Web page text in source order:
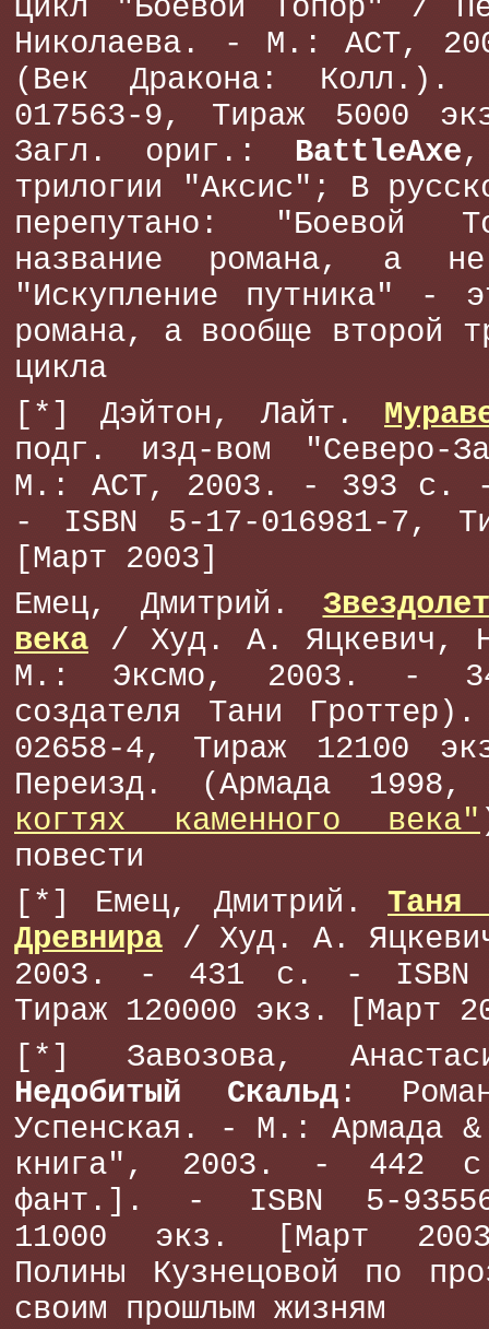
Цикл "Боевой Топор" /
Николаева. - М.: АСТ,
(Век Дракона:
017563-9, Тираж 5000
Загл. ориг.: BattleAxe,
трилогии "Аксис"; В
перепутано:
название романа, а
"Искупление путника" -
романа, а вообще второй
цикла
[*] Дэйтон, Лайт.
подг. изд-вом "Северо-
М.: АСТ, 2003. - 393 с. -
- ISBN 5-17-016981-7,
[Март 2003]
Емец, Дмитрий.
века / Худ. А. Яцкевич,
М.: Эксмо, 2003. -
создателя Тани
02658-4, Тираж 12100
Переизд. (Армада
когтях каменного века"
повести
[*] Емец, Дмитрий. Таня
Древнира / Худ. А.
2003. - 431 с. - ISBN
Тираж 120000 экз. [Март
[*] Завозова,
Недобитый Скальд:
Успенская. - М.: Армада
книга", 2003. - 442
фант.]. - ISBN 5-
11000 экз. [Март
Полины Кузнецовой по
своим прошлым жизням